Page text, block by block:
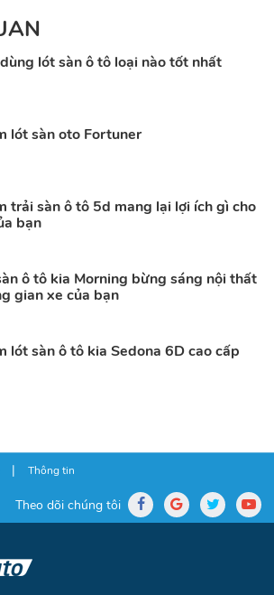
lót sàn ô tô loại nào tốt nhất
lót sàn oto Fortuner
trải sàn ô tô 5d mang lại lợi ích gì cho
bạn
ô tô kia Morning bừng sáng nội thất
gian xe của bạn
lót sàn ô tô kia Sedona 6D cao cấp
| Thông tin
Theo dõi chúng tôi